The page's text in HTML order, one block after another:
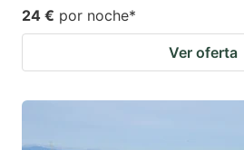
24 € por noche*
Ver oferta